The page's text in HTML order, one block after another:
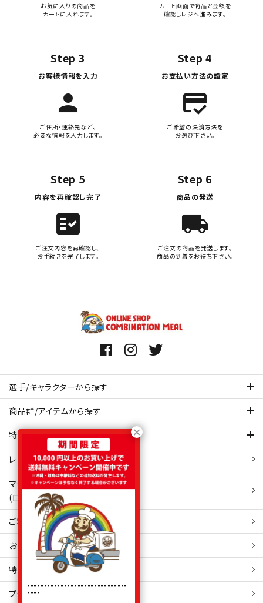
お気に入りの商品を
カートに入れます。
カート画面で商品と金額を
確認しレジへ進みます。
Step 3
お客様情報を入力
person
ご住所・連絡先など、
必要な情報を入力します。
Step 4
お支払い方法の設定
credit_score
ご希望の決済方法を
お選び下さい。
Step 5
内容を再確認し完了
fact_check
ご注文内容を再確認し、
お手続きを完了します。
Step 6
商品の発送
local_shipping
ご注文の商品を発送します。
商品の到着をお待ち下さい。
選手/キャラクターから探す
商品群/アイテムから探す
特集ページを見てみる
レビュー・口コミ 一覧ページ
マイアカウント
(ログイン/新規会員登録)
ご利用ガイド
お問い合わせ
特定商取引 法表示
プライバシーポリシー
------------------------------
----